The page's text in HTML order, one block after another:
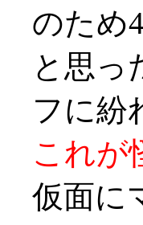
のため
と思っ
フに紛
これが
仮面に